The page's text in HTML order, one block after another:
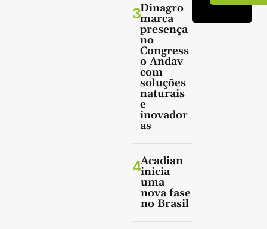
3Dinagro
marca
presença
no
Congress
o Andav
com
soluções
naturais
e
inovador
as
4Acadian
inicia
uma
nova fase
no Brasil